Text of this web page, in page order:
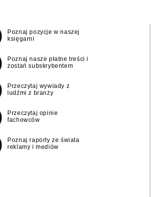
Poznaj pozycje w naszej
księgarni
Poznaj nasze płatne treści i
zostań subskrybentem
Przeczytaj wywiady z
ludźmi z branży
Przeczytaj opinie
fachowców
Poznaj raporty ze świata
reklamy i mediów